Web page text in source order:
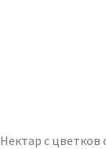
Нектар с цветков